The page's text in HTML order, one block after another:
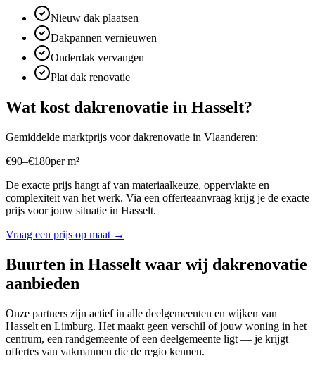
Nieuw dak plaatsen
Dakpannen vernieuwen
Onderdak vervangen
Plat dak renovatie
Wat kost dakrenovatie in Hasselt?
Gemiddelde marktprijs voordakrenovatie in Vlaanderen:
€90–€180perm²
De exacte prijs hangt af van materiaalkeuze, oppervlakte en
complexiteit van het werk. Via een offerteaanvraag krijg je de exacte
prijs voor jouw situatie in Hasselt.
Vraag een prijs op maat →
Buurten in Hasselt waar wij dakrenovatie
aanbieden
Onze partners zijn actief in alle deelgemeenten en wijken van
Hasselt en Limburg. Het maakt geen verschil of jouw woning in het
centrum, een randgemeente of een deelgemeente ligt — je krijgt
offertes van vakmannen die de regio kennen.